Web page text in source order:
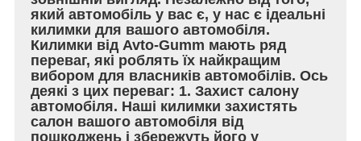
який автомобіль у вас є, у нас є ідеальні
килимки для вашого автомобіля.
Килимки від Avto-Gumm мають ряд
переваг, які роблять їх найкращим
вибором для власників автомобілів. Ось
деякі з цих переваг: 1. Захист салону
автомобіля. Наші килимки захистять
салон вашого автомобіля від
пошкоджень і збережуть його у